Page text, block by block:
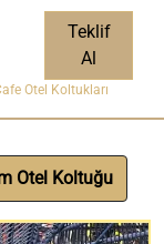
Teklif
Al
Otel Koltukları
Otel Koltuğu